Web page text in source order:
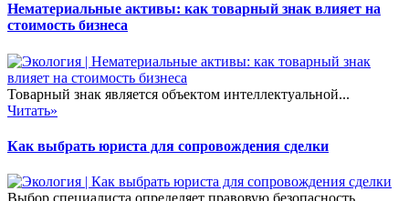
Нематериальные активы: как товарный знак влияет на
стоимость бизнеса
Товарный знак является объектом интеллектуальной...
Читать»
Как выбрать юриста для сопровождения сделки